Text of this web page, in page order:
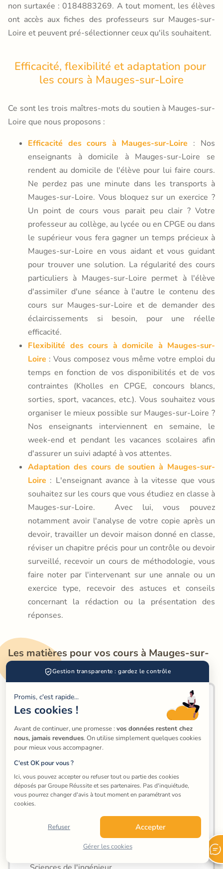
Gestion transparente : gardez le contrôle
Promis, c'est rapide...
Les cookies !
Avant de continuer, une promesse : vos données restent chez
nous, jamais revendues. On utilise simplement quelques cookies
pour mieux vous accompagner.
C'est OK pour vous ?
Ici, vous pouvez accepter ou refuser tout ou partie des cookies
déposés par Groupe Réussite et ses partenaires. Pas d'inquiétude,
vous pourrez changer d'avis à tout moment en paramétrant vos
cookies.
Gérer les cookies
Refuser Accepter
non surtaxée : 0184883269. A tout moment, les élèves
ont accès aux fiches des professeurs sur Mauges-sur-
Loire et peuvent pré-sélectionner ceux qu'ils souhaitent.
Efficacité, flexibilité et adaptation pour
les cours à Mauges-sur-Loire
Ce sont les trois maîtres-mots du soutien à Mauges-sur-
Loire que nous proposons :
Efficacité des cours à Mauges-sur-Loire : Nos
enseignants à domicile à Mauges-sur-Loire se
rendent au domicile de l'élève pour lui faire cours.
Ne perdez pas une minute dans les transports à
Mauges-sur-Loire. Vous bloquez sur un exercice ?
Un point de cours vous parait peu clair ? Votre
professeur au collège, au lycée ou en CPGE ou dans
le supérieur vous fera gagner un temps précieux à
Mauges-sur-Loire en vous aidant et vous guidant
pour trouver une solution. La régularité des cours
particuliers à Mauges-sur-Loire permet à l'élève
d'assimiler d'une séance à l'autre le contenu des
cours sur Mauges-sur-Loire et de demander des
éclaircissements si besoin, pour une réelle
efficacité.
Flexibilité des cours à domicile à Mauges-sur-
Loire : Vous composez vous même votre emploi du
temps en fonction de vos disponibilités et de vos
contraintes (Kholles en CPGE, concours blancs,
sorties, sport, vacances, etc.). Vous souhaitez vous
organiser le mieux possible sur Mauges-sur-Loire ?
Nos enseignants interviennent en semaine, le
week-end et pendant les vacances scolaires afin
d'assurer un suivi adapté à vos attentes.
Adaptation des cours de soutien à Mauges-sur-
Loire : L'enseignant avance à la vitesse que vous
souhaitez sur les cours que vous étudiez en classe à
Mauges-sur-Loire. Avec lui, vous pouvez
notamment avoir l'analyse de votre copie après un
devoir, travailler un devoir maison donné en classe,
réviser un chapitre précis pour un contrôle ou devoir
surveillé, recevoir un cours de méthodologie, vous
faire noter par l'intervenant sur une annale ou un
exercice type, recevoir des astuces et conseils
concernant la rédaction ou la présentation des
réponses.
Les matières pour vos cours à Mauges-sur-
Loire
Maths
Français
SES
SVT
Physique